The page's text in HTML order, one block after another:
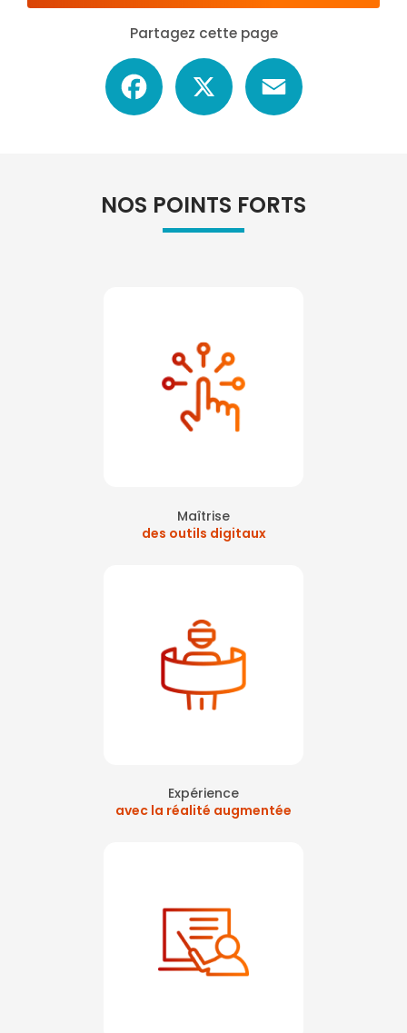
Partagez cette page
Facebook
NOS POINTS FORTS
Maîtrise
des outils digitaux
Expérience
avec la réalité augmentée